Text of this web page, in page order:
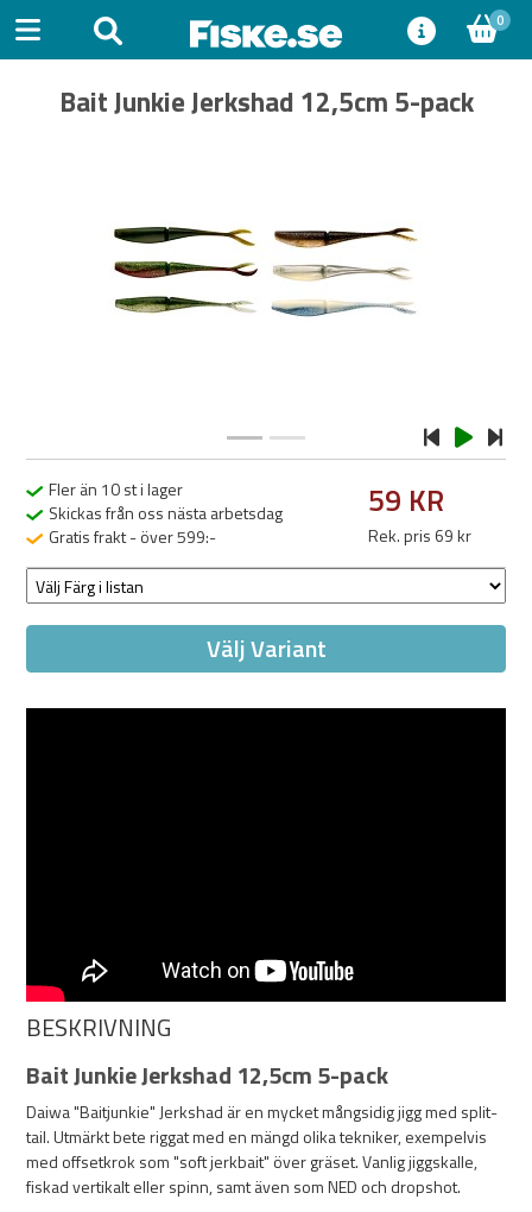
0
Bait Junkie Jerkshad 12,5cm 5-pack
Fler än 10 st i lager
Skickas från oss nästa arbetsdag
Gratis frakt - över 599:-
59 KR
Rek. pris 69 kr
Välj Variant
BESKRIVNING
Bait Junkie Jerkshad 12,5cm 5-pack
Daiwa "Baitjunkie" Jerkshad är en mycket mångsidig jigg med split-
tail. Utmärkt bete riggat med en mängd olika tekniker, exempelvis
med offsetkrok som "soft jerkbait" över gräset. Vanlig jiggskalle,
fiskad vertikalt eller spinn, samt även som NED och dropshot.